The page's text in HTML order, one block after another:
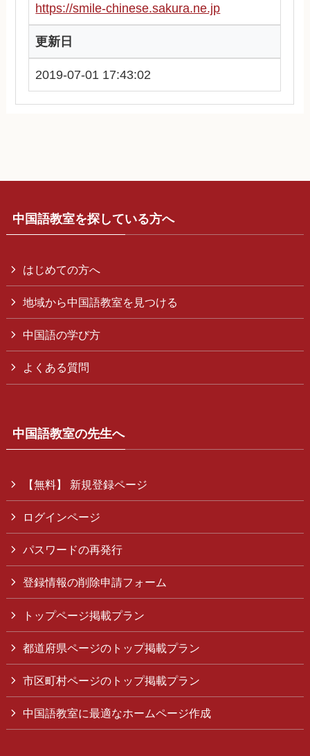
https://smile-chinese.sakura.ne.jp
更新日
2019-07-01 17:43:02
中国語教室を探している方へ
はじめての方へ
地域から中国語教室を見つける
中国語の学び方
よくある質問
中国語教室の先生へ
【無料】 新規登録ページ
ログインページ
パスワードの再発行
登録情報の削除申請フォーム
トップページ掲載プラン
都道府県ページのトップ掲載プラン
市区町村ページのトップ掲載プラン
中国語教室に最適なホームページ作成